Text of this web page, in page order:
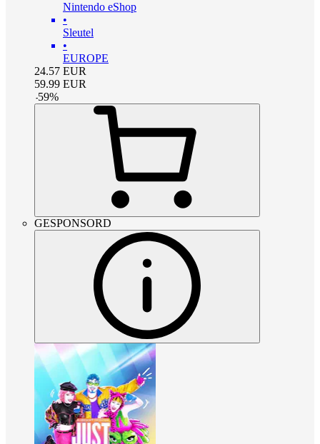
Nintendo eShop
•
Sleutel
•
EUROPE
24.57 EUR
59.99 EUR
-59%
GESPONSORD